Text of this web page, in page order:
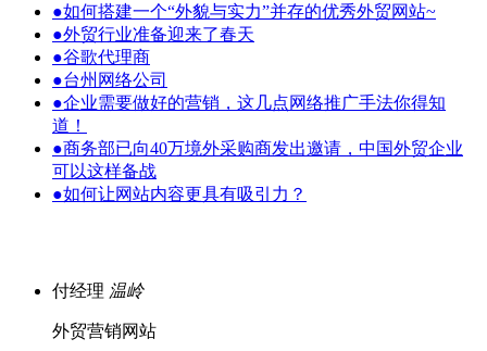
●如何搭建一个“外貌与实力”并存的优秀外贸网站~
●外贸行业准备迎来了春天
●谷歌代理商
●台州网络公司
●企业需要做好的营销，这几点网络推广手法你得知
道！
●商务部已向40万境外采购商发出邀请，中国外贸企业
可以这样备战
●如何让网站内容更具有吸引力？
付经理 温岭
外贸营销网站